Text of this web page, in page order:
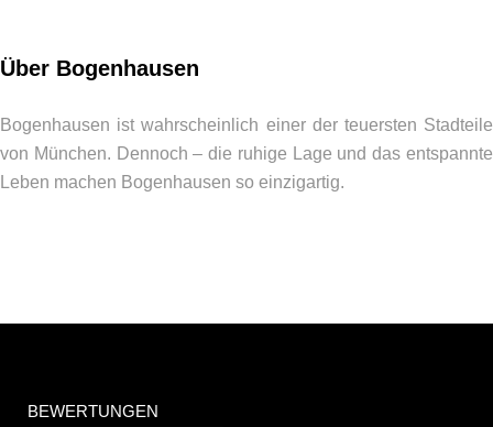
Über Bogenhausen
Bogenhausen ist wahrscheinlich einer der teuersten Stadteile
von München. Dennoch – die ruhige Lage und das entspannte
Leben machen Bogenhausen so einzigartig.
BEWERTUNGEN